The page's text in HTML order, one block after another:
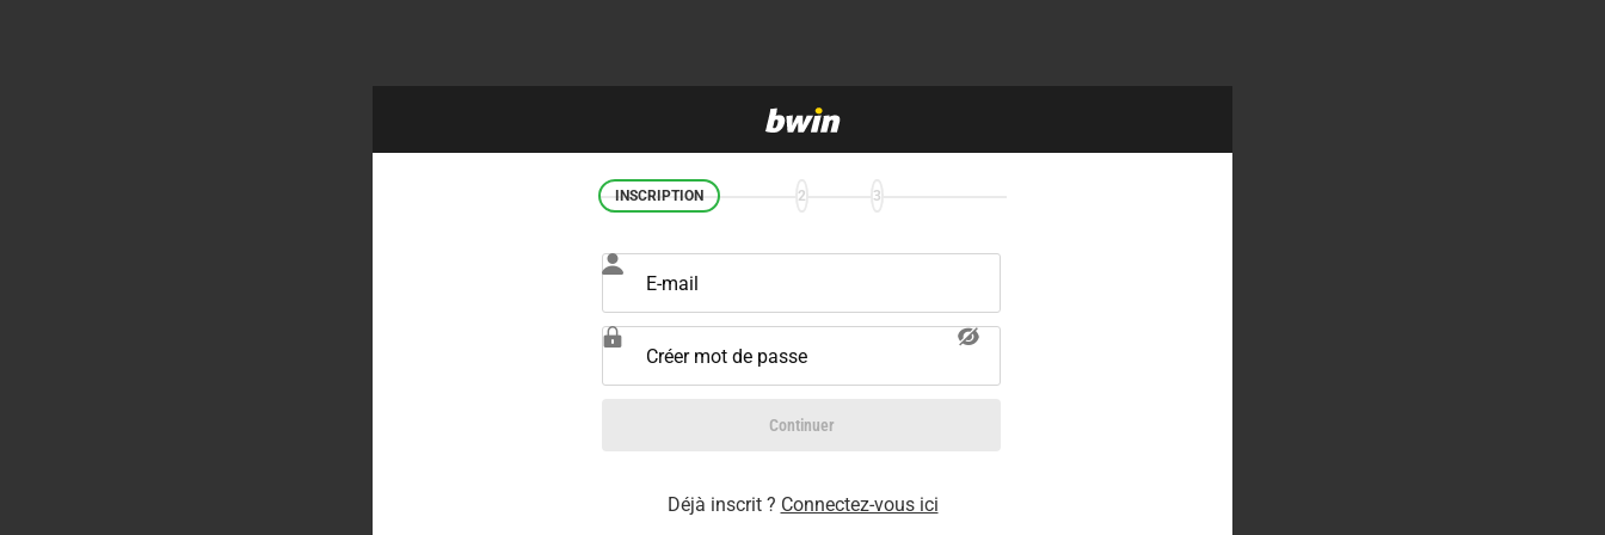
INSCRIPTION 2 3
E-mail
Créer mot de passe
Continuer
Déjà inscrit ? Connectez-vous ici